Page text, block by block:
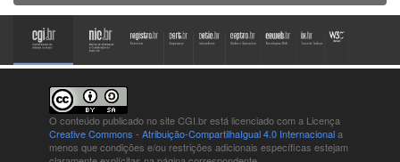
O conteúdo publicado no site CGI.br está licenciado com a Licença
Creative Commons - Atribuição-CompartilhaIgual 4.0 Internacionala
menos que condições e/ou restrições adicionais específicas estejam